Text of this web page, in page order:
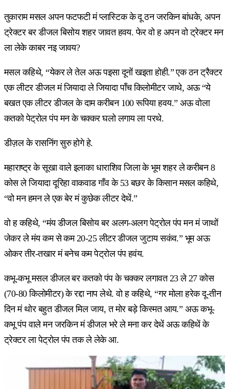
तुकाराम मसल अपन फटफटी मं प्लास्टिक के दू ठन जरकिन बांधके, अपन
ट्रेक्टर बर डीजल बिसोय शहर जावत हवय. फेर वो ह अपन वो ट्रेक्टर मन
ला लेके काबर नइ जावय?
मसल कहिथे, “येकर ले तेल अऊ पइसा दूनों खइता होही.” एक ठन ट्रैक्टर
एक लीटर डीजल मं जियादा ले जियादा पाँच किलोमीटर जाथे, अऊ “ये
बखत एक लीटर डीजल के दाम करीबन 100 रूपिया हवय.” अऊ वोला
कतको पेट्रोल पंप मन के चक्कर घलो लगाय ला परथे.
डीज़ल के रासनिंग सुरु होगे हे.
महाराष्ट्र के सूखा वाले इलाका धाराशिव जिला के भूम शहर ले करीबन 8
कोस ले जियादा दूरिहा वाकवाड गाँव के 53 बछर के किसान मसल कहिथे,
“वो मन हमन ले एक बेर मं कुछेक लीटर देथें.”
वो ह कहिथे, “मंय डीजल बिसोय बर अलग-अलग पेट्रोल पंप मन मं जाथों
जेकर ले मंय कम से कम 20-25 लीटर डीजल जुटाय सकंव.” भूम अऊ
ओकर तीर-तखार मं बनेच कम पेट्रोल पंप हवंय.
कभू-कभू मसल डीजल बर कतको पंप के चक्कर लगावत 23 ले 27 कोस
(70-80 किलोमीटर) के रद्दा नाप लेथे. वो ह कहिथे, “गर मोला हरेक दू-तीन
दिन मं थोर बहुत डीजल मिल जाय, त मोर बड़े किस्मत आय.” अऊ कभू-
कभू पंप वाले मन जरकिन मं डीजल भरे ले मना कर देथें अऊ कहिथें के
ट्रेक्टर ला पेट्रोल पंप तक ले लेके आ.